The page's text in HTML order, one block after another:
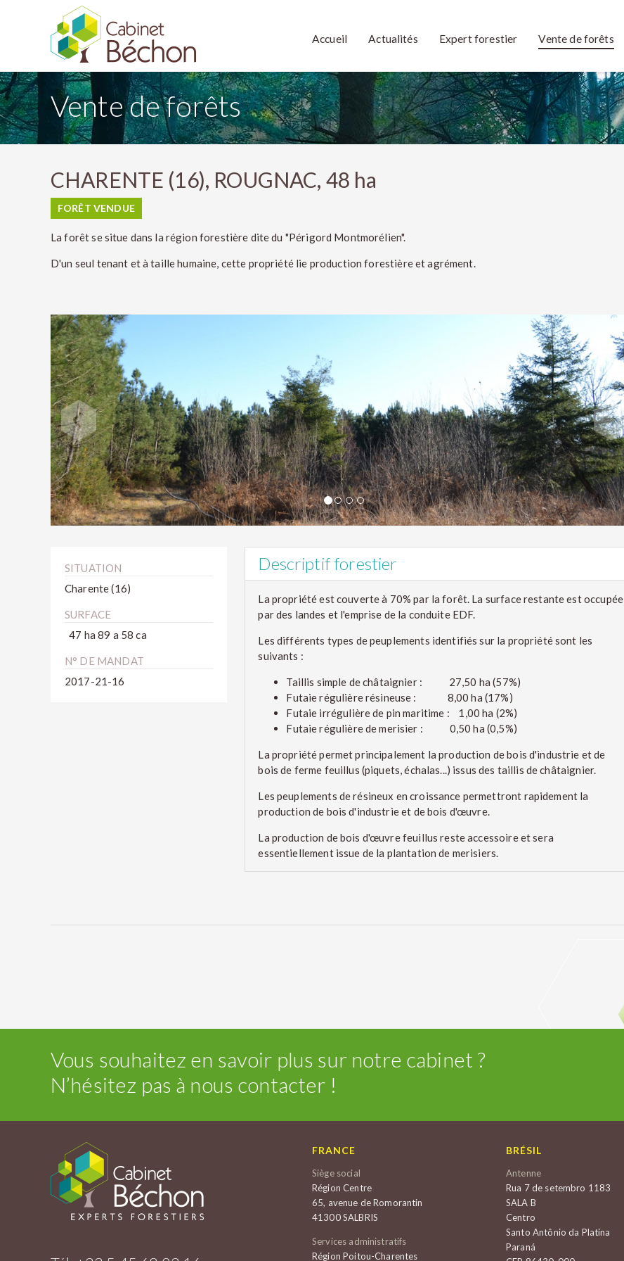
Accueil Actualités Expert forestier Vente de forêts
Vente de forêts
CHARENTE (16), ROUGNAC, 48 ha
FORÊT VENDUE
La forêt se situe dans la région forestière dite du "Périgord Montmorélien".
D'un seul tenant et à taille humaine, cette propriété lie production forestière et agrément.
Descriptif forestier
La propriété est couverte à 70% par la forêt. La surface restante est occupée
par des landes et l'emprise de la conduite EDF.
Les différents types de peuplements identifiés sur la propriété sont les
suivants :
Taillis simple de châtaignier : 27,50 ha (57%)
Futaie régulière résineuse : 8,00 ha (17%)
Futaie irrégulière de pin maritime : 1,00 ha (2%)
Futaie régulière de merisier : 0,50 ha (0,5%)
La propriété permet principalement la production de bois d'industrie et de
bois de ferme feuillus (piquets, échalas...) issus des taillis de châtaignier.
Les peuplements de résineux en croissance permettront rapidement la
production de bois d'industrie et de bois d'œuvre.
La production de bois d'œuvre feuillus reste accessoire et sera
essentiellement issue de la plantation de merisiers.
SITUATION
Charente (16)
SURFACE
47 ha 89 a 58 ca
N° DE MANDAT
2017-21-16
Vous souhaitez en savoir plus sur notre cabinet ?
N’hésitez pas à nous contacter !
FRANCE
Siège social
Région Centre
65, avenue de Romorantin
41300 SALBRIS
Services administratifs
Région Poitou-Charentes
BRÉSIL
Antenne
Rua 7 de setembro 1183
SALA B
Centro
Santo Antônio da Platina
Paraná